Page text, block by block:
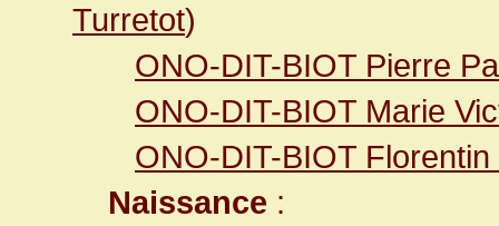
Turretot)
ONO-DIT-BIOT Pierre
ONO-DIT-BIOT Marie
ONO-DIT-BIOT
Naissance :